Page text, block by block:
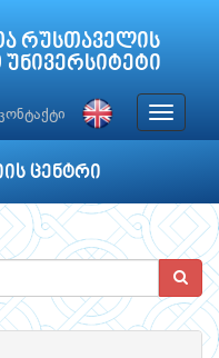
რუსთაველის
კონტაქტი
Toggle
ცენტრი